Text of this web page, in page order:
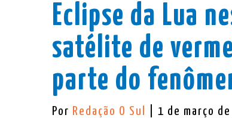
Eclipse da Lua
satélite de
parte do
Por Redação O Sul | 1 de março